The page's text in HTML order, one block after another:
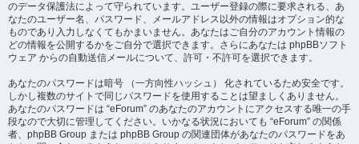
のデータ保護法によって守られています。ユーザー登録の際に要求される、あ
なたのユーザー名、パスワード、メールアドレス以外の情報はオプション的な
ものであり入力しなくてもかまいません。あなたはご自分のアカウント情報の
どの情報を公開するかをご自分で選択できます。さらにあなたは phpBBソフト
ウェア からの自動送信メールについて、許可・不許可を選択できます。
あなたのパスワードは暗号 （一方向性ハッシュ） 化されているため安全です。
しかし複数のサイトで同じパスワードを使用することは望ましくありません。
あなたのパスワードは “eForum” のあなたのアカウントにアクセスする唯一の手
段なので大切に管理してください。いかなる状況においても “eForum” の関係
者、phpBB Group または phpBB Group の関連団体があなたのパスワードをあ